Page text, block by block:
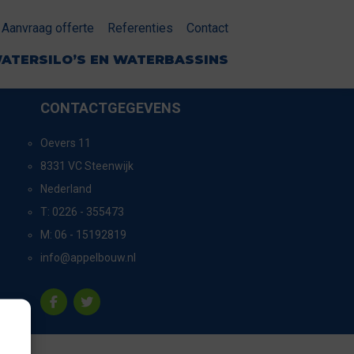
Aanvraag offerte Referenties Contact
EN WATERBASSINS
CONTACTGEGEVENS
Oevers 11
8331 VC Steenwijk
Nederland
T: 0226 - 355473
M: 06 - 15192819
info@appelbouw.nl